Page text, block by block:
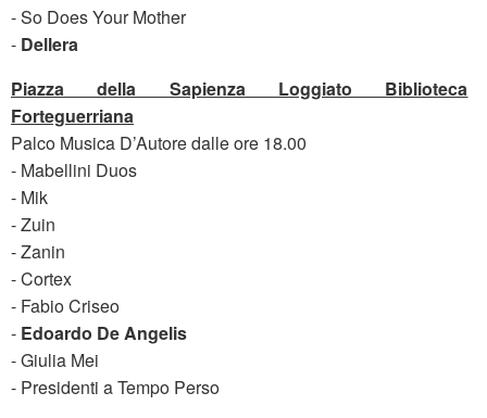
- So Does Your Mother
- Dellera
Piazza della Sapienza Loggiato Biblioteca
Forteguerriana
Palco Musica D’Autore dalle ore 18.00
- Mabellini Duos
- Mik
- Zuin
- Zanin
- Cortex
- Fabio Criseo
- Edoardo De Angelis
- Giulia Mei
- Presidenti a Tempo Perso